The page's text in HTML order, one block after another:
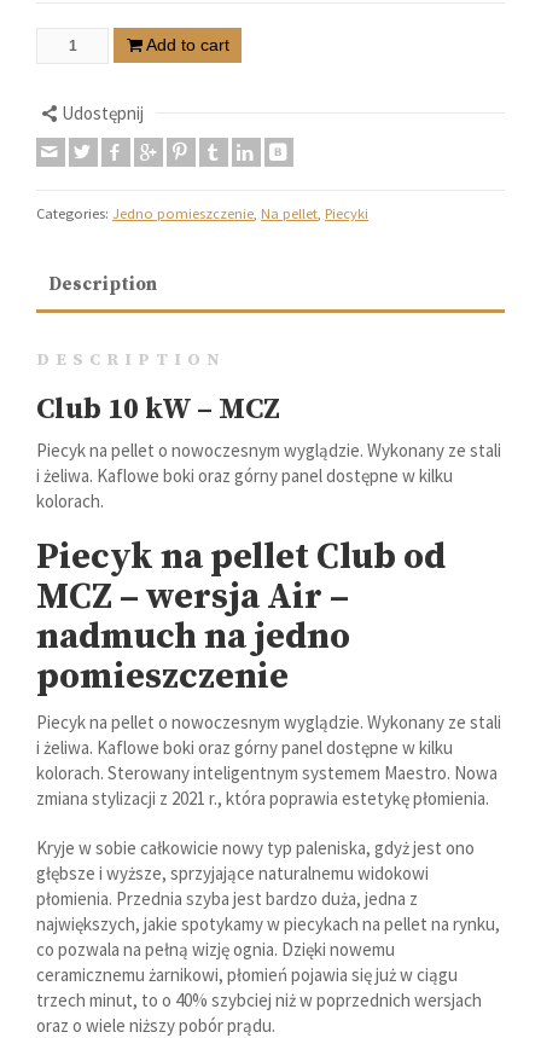
Add to cart
Udostępnij
Categories: Jedno pomieszczenie Na pellet Piecyki
Description
DESCRIPTION
Club 10 kW – MCZ
Piecyk na pellet o nowoczesnym wyglądzie. Wykonany ze stali
i żeliwa. Kaflowe boki oraz górny panel dostępne w kilku
kolorach.
Piecyk na pellet Club od
MCZ – wersja Air –
nadmuch na jedno
pomieszczenie
Piecyk na pellet o nowoczesnym wyglądzie. Wykonany ze stali
i żeliwa. Kaflowe boki oraz górny panel dostępne w kilku
kolorach. Sterowany inteligentnym systemem Maestro. Nowa
zmiana stylizacji z 2021 r., która poprawia estetykę płomienia.
Kryje w sobie całkowicie nowy typ paleniska, gdyż jest ono
głębsze i wyższe, sprzyjające naturalnemu widokowi
płomienia. Przednia szyba jest bardzo duża, jedna z
największych, jakie spotykamy w piecykach na pellet na rynku,
co pozwala na pełną wizję ognia. Dzięki nowemu
ceramicznemu żarnikowi, płomień pojawia się już w ciągu
trzech minut, to o 40% szybciej niż w poprzednich wersjach
oraz o wiele niższy pobór prądu.